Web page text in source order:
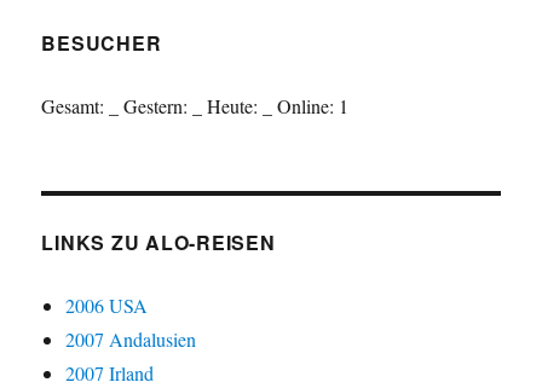
BESUCHER
Gesamt: Gestern: Heute: Online: 1
LINKS ZU ALO-REISEN
2006 USA
2007 Andalusien
2007 Irland